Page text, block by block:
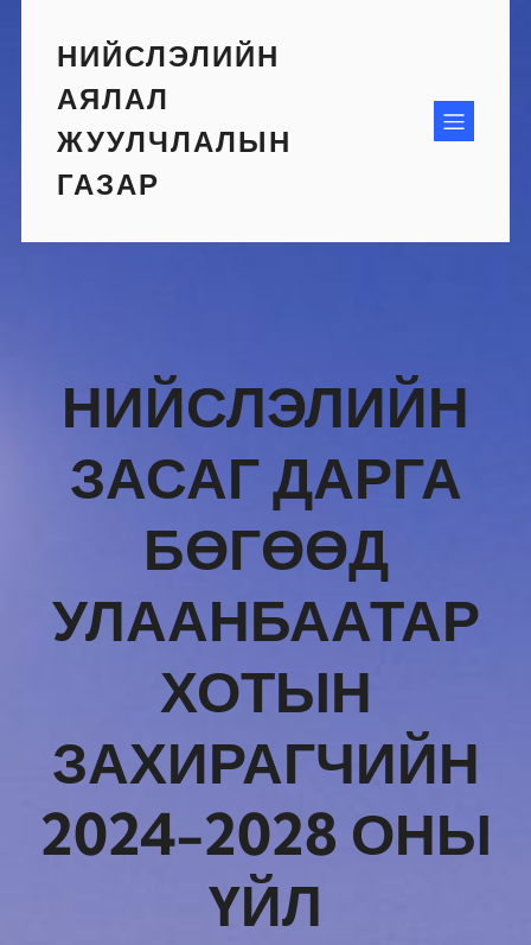
contentНИЙСЛЭЛИЙН
АЯЛАЛ
ЖУУЛЧЛАЛЫН
ГАЗАР
НИЙСЛЭЛИЙН
ЗАСАГ ДАРГА
БӨГӨӨД
УЛААНБААТАР
ХОТЫН
ЗАХИРАГЧИЙН
2024-2028 ОНЫ
ҮЙЛ